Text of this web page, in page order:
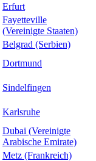
Erfurt
Fayetteville
(Vereinigte Staaten)
Belgrad (Serbien)
Dortmund
Sindelfingen
Karlsruhe
Dubai (Vereinigte
Arabische Emirate)
Metz (Frankreich)